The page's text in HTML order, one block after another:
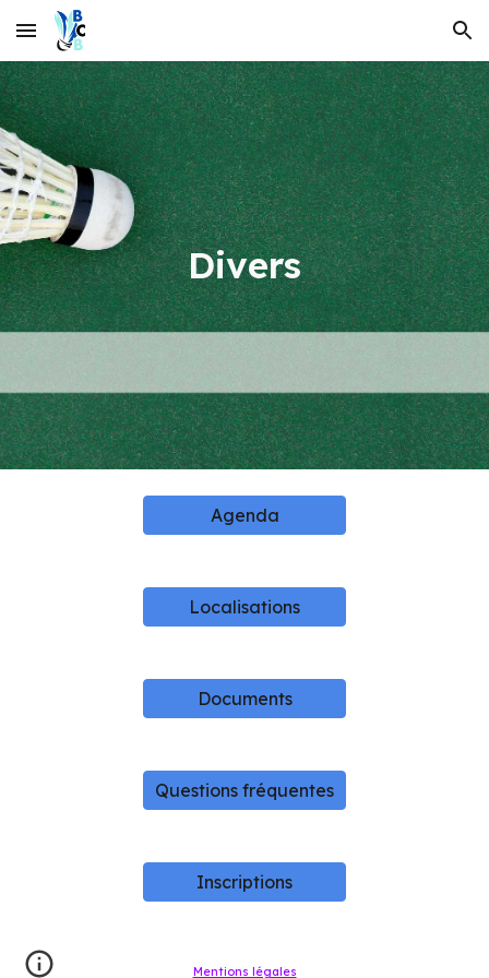
Skip to main content Skip to navigation
Divers
Agenda
Localisations
Documents
Questions fréquentes
Inscriptions
Mentions légales